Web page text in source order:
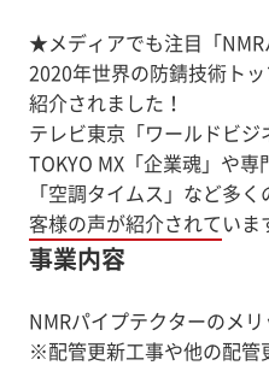
★メディアでも注目「
2020年世界の防錆技術ト
紹介されました！
テレビ東京「ワールドビジ
TOKYO MX「企業魂」や専
「空調タイムス」など多
客様の声が紹介されていま
事業内容
NMRパイプテクターのメリ
※配管更新工事や他の配管